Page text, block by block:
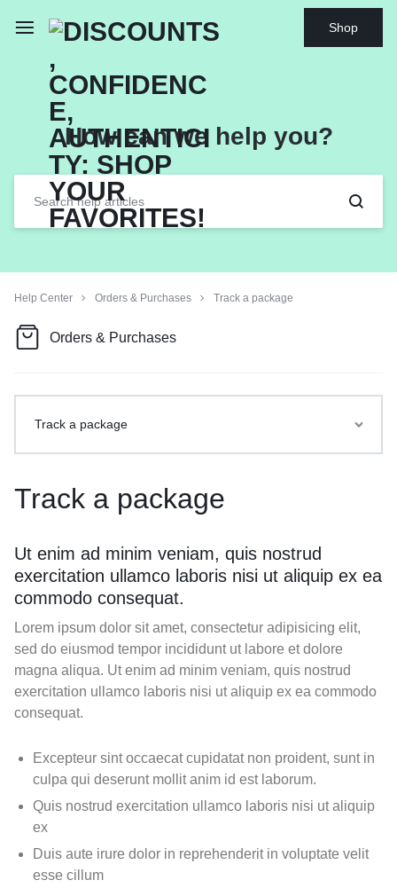
Shop
How can we help you?
Help Center Orders & Purchases Track a package
Orders & Purchases
Track a package
Ut enim ad minim veniam, quis nostrud
exercitation ullamco laboris nisi ut aliquip ex ea
commodo consequat.
Lorem ipsum dolor sit amet, consectetur adipisicing elit,
sed do eiusmod tempor incididunt ut labore et dolore
magna aliqua. Ut enim ad minim veniam, quis nostrud
exercitation ullamco laboris nisi ut aliquip ex ea commodo
consequat.
Excepteur sint occaecat cupidatat non proident, sunt in
culpa qui deserunt mollit anim id est laborum.
Quis nostrud exercitation ullamco laboris nisi ut aliquip
ex
Duis aute irure dolor in reprehenderit in voluptate velit
esse cillum
Track a package